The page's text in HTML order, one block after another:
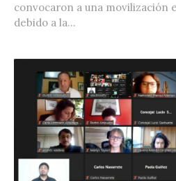
convocaron a una movilización
debido a la...